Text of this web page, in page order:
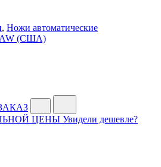
, Ножи автоматические
(США)
ЦЕНЫ Увидели дешевле?